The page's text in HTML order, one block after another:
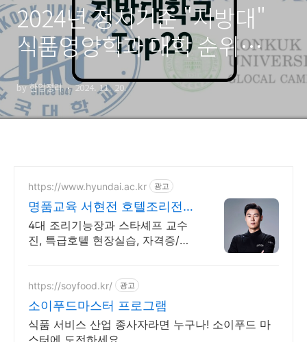
2024년 정시기준 "지방대"
식품영양학과 대학 순위
Top20!(부산, 전남, 강원, 충
청 등)
by 한입정리 2024. 11. 20.
https://www.hyundai.ac.kr 광고
명품교육 서현전 호텔조리전공
조리기능장/스타셰프 교수진
4대 조리기능장과 스타셰프 교수
진, 특급호텔 현장실습, 자격증/요
https://soyfood.kr/ 광고
소이푸드마스터 프로그램
식품 서비스 산업 종사자라면 누구나! 소이푸드 마
스터에 도전하세요